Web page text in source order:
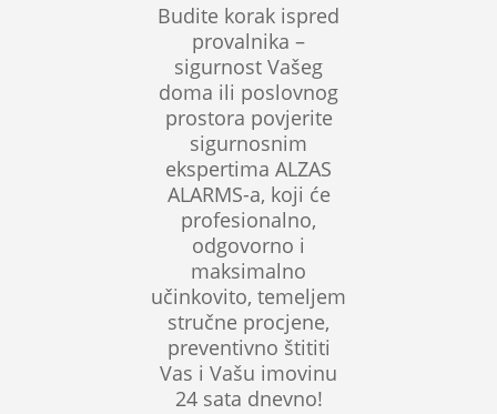
Budite korak ispred
provalnika –
sigurnost Vašeg
doma ili poslovnog
prostora povjerite
sigurnosnim
ekspertima ALZAS
ALARMS-a, koji će
profesionalno,
odgovorno i
maksimalno
učinkovito, temeljem
stručne procjene,
preventivno štititi
Vas i Vašu imovinu
24 sata dnevno!